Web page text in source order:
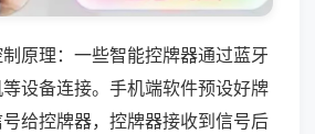
原理：一些智能控牌器通过蓝牙
设备连接。手机端软件预设好牌
给控牌器，控牌器接收到信号后